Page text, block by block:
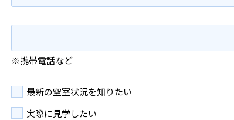
※携帯電話など
最新の空室状況を知りたい
実際に見学したい